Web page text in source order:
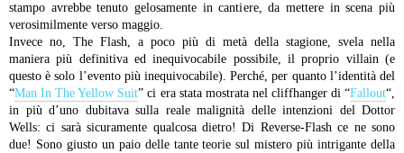
stampo avrebbe tenuto gelosamente in cantiere, da mettere in scena più
verosimilmente verso maggio.
Invece no, The Flash, a poco più di metà della stagione, svela nella
maniera più definitiva ed inequivocabile possibile, il proprio villain (e
questo è solo l’evento più inequivocabile). Perché, per quanto l’identità del
“Man In The Yellow Suit” ci era stata mostrata nel cliffhanger di “Fallout“,
in più d’uno dubitava sulla reale malignità delle intenzioni del Dottor
Wells: ci sarà sicuramente qualcosa dietro! Di Reverse-Flash ce ne sono
due! Sono giusto un paio delle tante teorie sul mistero più intrigante della